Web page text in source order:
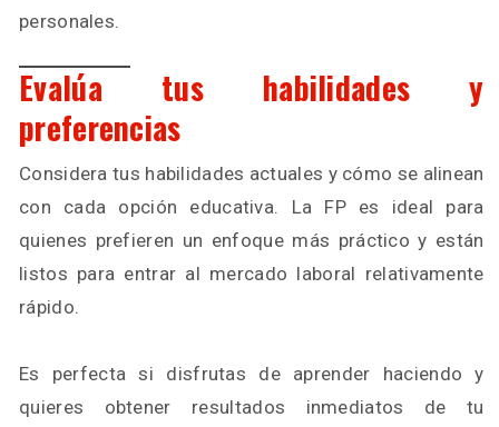
personales.
Evalúa tus habilidades y
preferencias
Considera tus habilidades actuales y cómo se alinean
con cada opción educativa. La FP es ideal para
quienes prefieren un enfoque más práctico y están
listos para entrar al mercado laboral relativamente
rápido.
Es perfecta si disfrutas de aprender haciendo y
quieres obtener resultados inmediatos de tu